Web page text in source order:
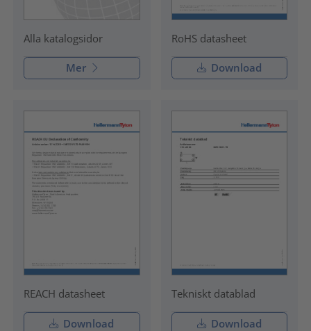
Alla katalogsidor
Mer
RoHS datasheet
Download
REACH datasheet
Download
Tekniskt datablad
Download